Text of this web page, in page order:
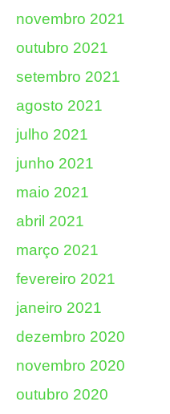
novembro 2021
outubro 2021
setembro 2021
agosto 2021
julho 2021
junho 2021
maio 2021
abril 2021
março 2021
fevereiro 2021
janeiro 2021
dezembro 2020
novembro 2020
outubro 2020